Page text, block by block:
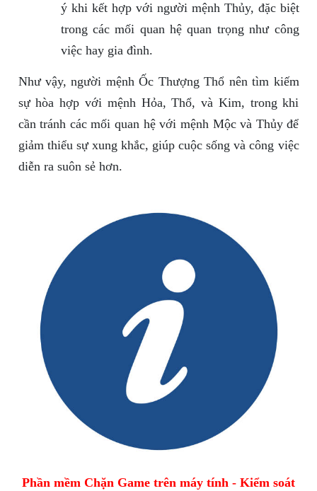
ý khi kết hợp với người mệnh Thủy, đặc biệt
trong các mối quan hệ quan trọng như công
việc hay gia đình.
Như vậy, người mệnh Ốc Thượng Thổ nên tìm kiếm
sự hòa hợp với mệnh Hỏa, Thổ, và Kim, trong khi
cần tránh các mối quan hệ với mệnh Mộc và Thủy để
giảm thiểu sự xung khắc, giúp cuộc sống và công việc
diễn ra suôn sẻ hơn.
Phần mềm Chặn Game trên máy tính - Kiểm soát